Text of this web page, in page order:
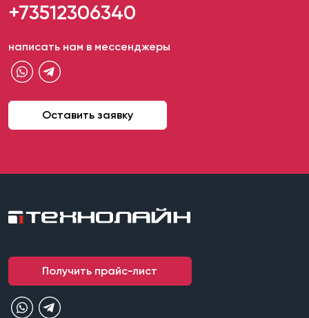
+73512306340
написать нам в мессенджеры
Оставить заявку
Получить прайс-лист